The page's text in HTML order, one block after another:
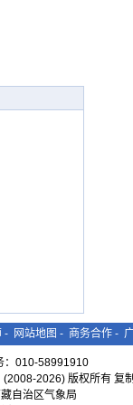
- 网站地图 - 商务合作 -
010-58991910
2026) 版权所有 复
自治区气象局